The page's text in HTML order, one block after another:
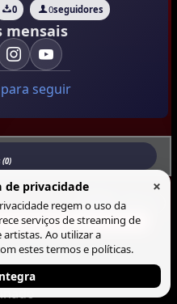
0 0seguidores
mensais
seguir
(0)
Lista
Blocos
neste perfil.
de privacidade ×
regem o uso da
serviços de streaming de
Ao utilizar a
estes termos e políticas.